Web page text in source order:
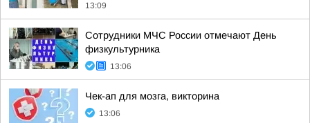
13:09
Сотрудники МЧС России отмечают День
физкультурника
13:06
Чек-ап для мозга, викторина
13:06